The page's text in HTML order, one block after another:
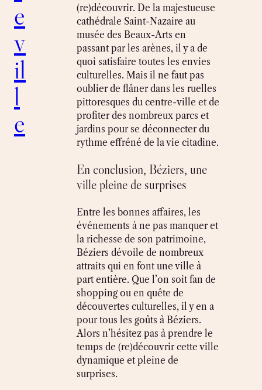
e
v
il
l
e
(re)découvrir. De la majestueuse
cathédrale Saint-Nazaire au
musée des Beaux-Arts en
passant par les arènes, il y a de
quoi satisfaire toutes les envies
culturelles. Mais il ne faut pas
oublier de flâner dans les ruelles
pittoresques du centre-ville et de
profiter des nombreux parcs et
jardins pour se déconnecter du
rythme effréné de la vie citadine.
En conclusion, Béziers, une
ville pleine de surprises
Entre les bonnes affaires, les
événements à ne pas manquer et
la richesse de son patrimoine,
Béziers dévoile de nombreux
attraits qui en font une ville à
part entière. Que l’on soit fan de
shopping ou en quête de
découvertes culturelles, il y en a
pour tous les goûts à Béziers.
Alors n’hésitez pas à prendre le
temps de (re)découvrir cette ville
dynamique et pleine de
surprises.